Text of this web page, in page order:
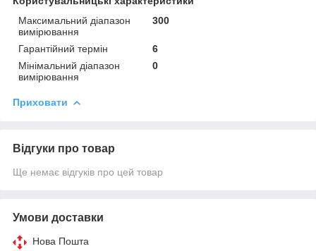
Максимальний діапазон
вимірювання
300
Гарантійний термін
6
Мінімальний діапазон
вимірювання
0
Приховати
Відгуки про товар
Ще немає відгуків про цей товар
Умови доставки
Нова Пошта